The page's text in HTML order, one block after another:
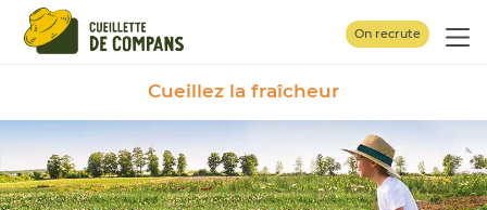
On recrute
Cueillez la fraîcheur
Panneau de gestion des cookies